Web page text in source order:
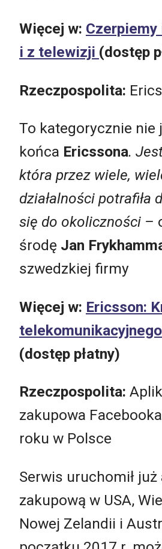
Więcej w:
i z telewizji (dostęp
Rzeczpospolita:
To kategorycznie nie
końca Ericssona.
która przez wiele,
działalności potrafiła
się do okoliczności –
środę Jan
szwedzkiej firmy
Więcej w: Ericsson:
(dostęp płatny)
Rzeczpospolita:
zakupowa
roku w Polsce
Serwis uruchomił
zakupową w USA,
Nowej Zelandii i